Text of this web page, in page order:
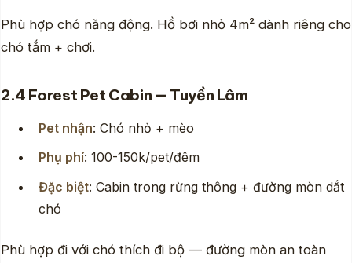
Phù hợp chó năng động. Hồ bơi nhỏ 4m² dành riêng cho
chó tắm + chơi.
2.4 Forest Pet Cabin — Tuyền Lâm
Pet nhận: Chó nhỏ + mèo
Phụ phí: 100-150k/pet/đêm
Đặc biệt: Cabin trong rừng thông + đường mòn dắt
chó
Phù hợp đi với chó thích đi bộ — đường mòn an toàn